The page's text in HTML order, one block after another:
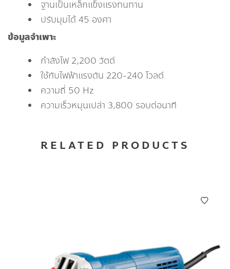
ฐานเป็นเหล็กแข็งแรงทนทาน
ปรับมุมได้ 45 องศา
ข้อมูลจำเพาะ
กำลังไฟ 2,200 วัตต์
ใช้กับไฟฟ้าแรงดัน 220-240 โวลต์
ความถี่ 50 Hz
ความเร็วหมุนเปล่า 3,800 รอบต่อนาที
RELATED PRODUCTS